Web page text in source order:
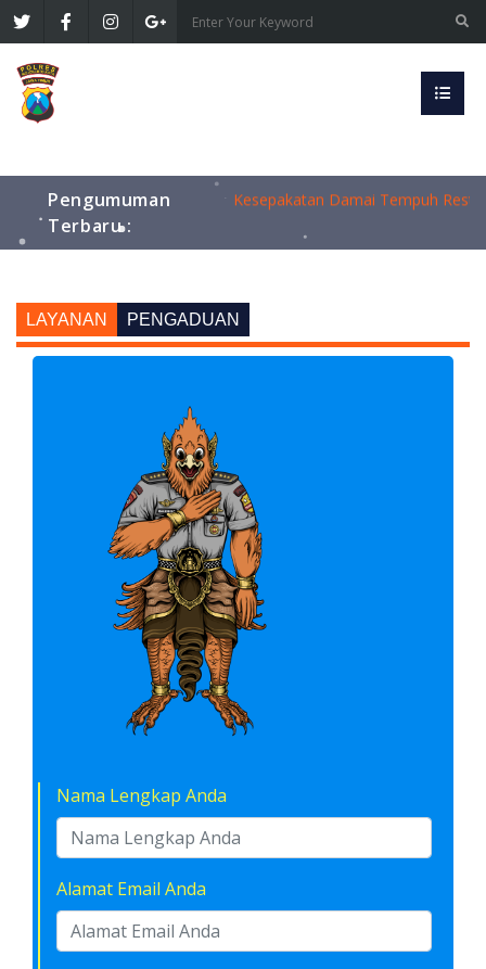
Pengumuman
Terbaru :
Polres Mojokerto Kota Sapa
Quick Response Polres Mojokerto
Kesepakatan Damai Tempuh
Polres Mojokerto Kota Sapa
Quick Response Polres Mojokerto
Kesepakatan Damai Tempuh
LAYANAN PENGADUAN
Nama Lengkap Anda
Alamat Email Anda